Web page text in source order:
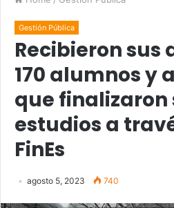
Gestión Pública
Recibieron sus
170 alumnos y
que finalizaron
estudios a
FinEs
agosto 5, 2023 740